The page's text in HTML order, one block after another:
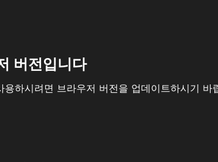
버전입니다
하시려면 브라우저 버전을 업데이트하시기 바